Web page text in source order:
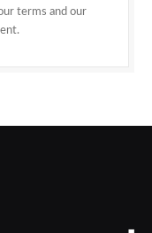
terms and our